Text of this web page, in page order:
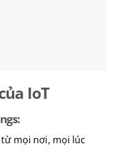
IoT
mọi nơi, mọi lúc